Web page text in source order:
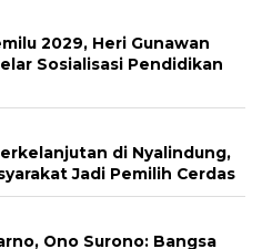
2029, Heri Gunawan
Sosialisasi Pendidikan
di Nyalindung,
Jadi Pemilih Cerdas
Ono Surono: Bangsa